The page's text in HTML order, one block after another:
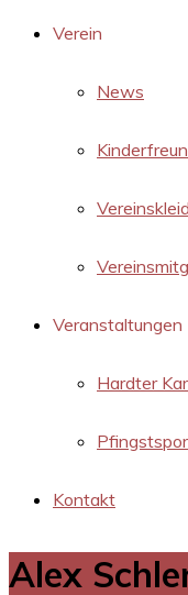
Verein
News
Veranstaltungen
Hardter
Kontakt
Alex